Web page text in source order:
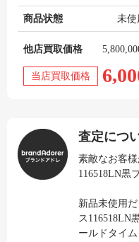
商品状態 未使
他店買取価格
当店買取価格
査定につ
素敵なお客
116518LN黒
新品未使用
ス116518LN
ールドタイ